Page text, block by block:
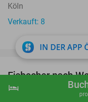
shopping_cart
hotel
Köln
Verkauft: 8
Eisbecher nach
Eiscafé Gelateria
IN DER APP